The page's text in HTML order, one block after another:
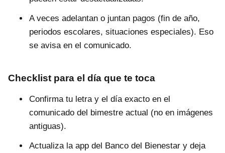
A veces adelantan o juntan pagos (fin de año,
periodos escolares, situaciones especiales). Eso
se avisa en el comunicado.
Checklist para el día que te toca
Confirma tu letra y el día exacto en el
comunicado del bimestre actual (no en imágenes
antiguas).
Actualiza la app del Banco del Bienestar y deja